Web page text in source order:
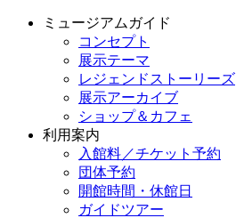
ミュージアムガイド
コンセプト
展示テーマ
レジェンドストーリーズ
展示アーカイブ
ショップ＆カフェ
利用案内
入館料／チケット予約
団体予約
開館時間・休館日
ガイドツアー